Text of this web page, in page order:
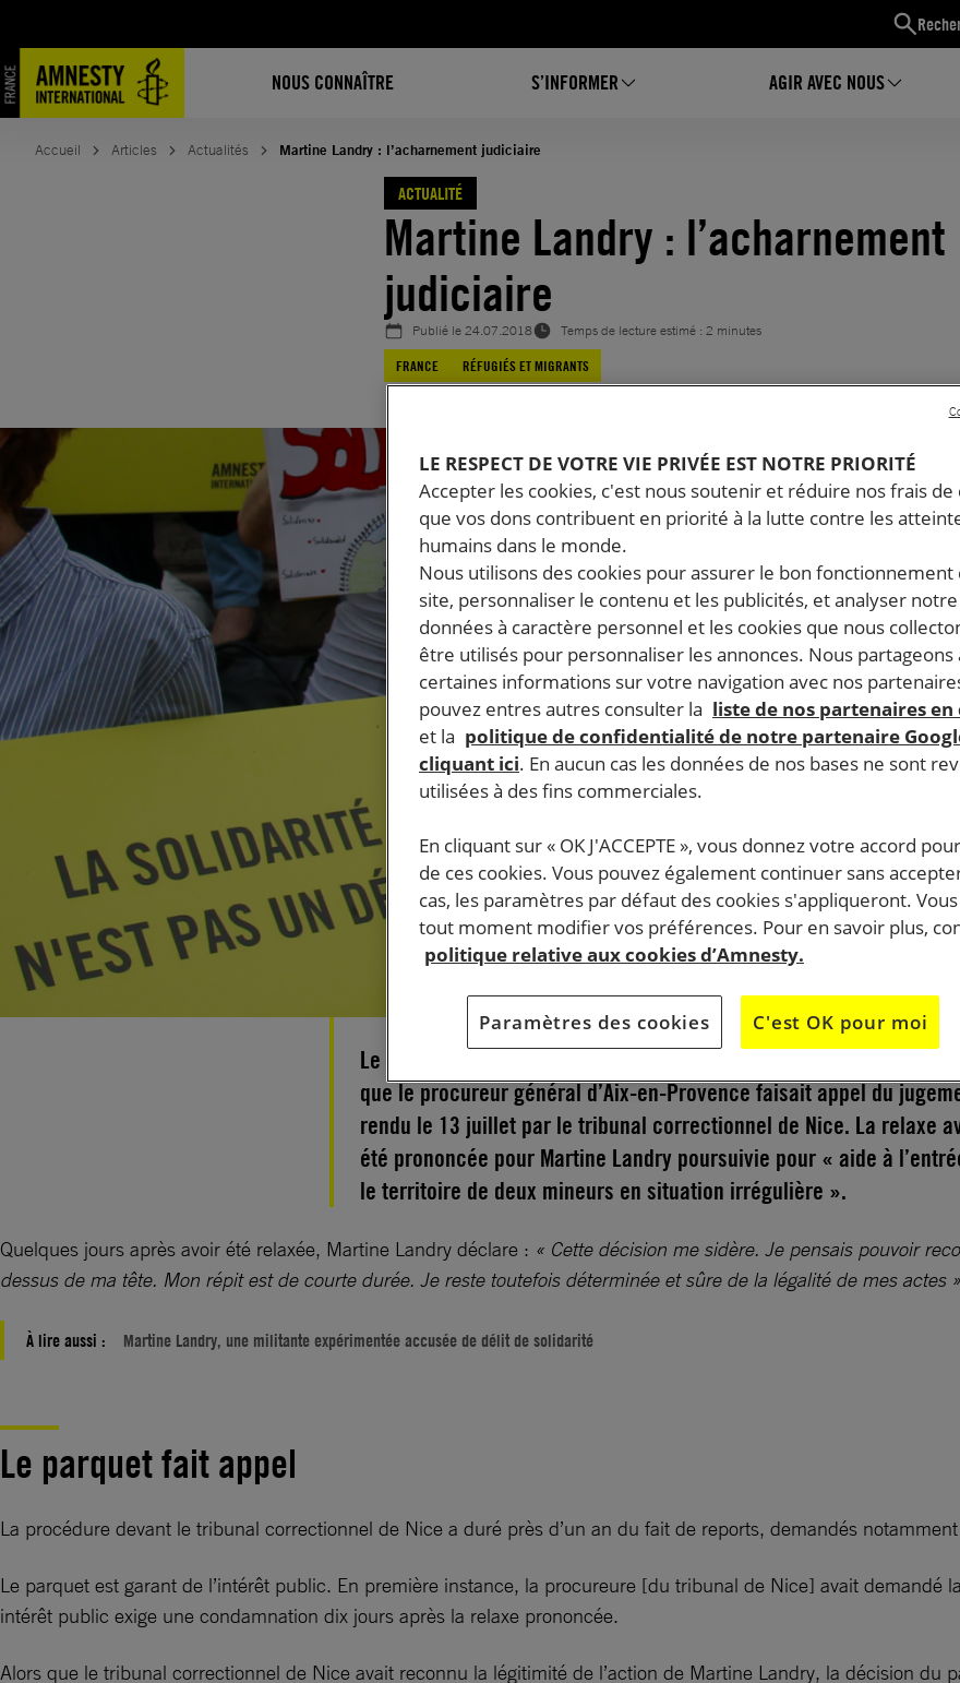
NOUS CONNAÎTRE S’INFORMER AGIR AVEC NOUS
contenu
Accueil Articles Actualités Martine Landry : l’acharnement judiciaire
ACTUALITÉ
Martine Landry : l’acharnement
judiciaire
Publié le24.07.2018
Temps de lecture estimé : 2 minutes
FRANCE
RÉFUGIÉS ET MIGRANTS
Le 24 juillet 2018, dans la soirée, nous apprenions avec
que le procureur général d’Aix-en-Provence faisait appel du
rendu le 13 juillet par le tribunal correctionnel de Nice. La relaxe
été prononcée pour Martine Landry poursuivie pour « aide à
le territoire de deux mineurs en situation irrégulière ».
Quelques jours après avoir été relaxée, Martine Landry déclare : « Cette décision me sidère. Je pensais pouvoir
dessus de ma tête. Mon répit est de courte durée. Je reste toutefois déterminée et sûre de la légalité de mes actes
À lire aussi : Martine Landry, une militante expérimentée accusée de délit de solidarité
Le parquet fait appel
La procédure devant le tribunal correctionnel de Nice a duré près d’un an du fait de reports, demandés
Le parquet est garant de l’intérêt public. En première instance, la procureure [du tribunal de Nice] avait demandé
intérêt public exige une condamnation dix jours après la relaxe prononcée.
Alors que le tribunal correctionnel de Nice avait reconnu la légitimité de l’action de Martine Landry, la décision du
LE RESPECT DE VOTRE VIE PRIVÉE EST NOTRE PRIORITÉ
Accepter les cookies, c'est nous soutenir et réduire nos frais de
que vos dons contribuent en priorité à la lutte contre les
humains dans le monde.
Nous utilisons des cookies pour assurer le bon fonctionnement
site, personnaliser le contenu et les publicités, et analyser
données à caractère personnel et les cookies que nous
être utilisés pour personnaliser les annonces. Nous partageons
certaines informations sur votre navigation avec nos
pouvez entres autres consulter la liste de nos partenaires
et la politique de confidentialité de notre partenaire
cliquant ici. En aucun cas les données de nos bases ne sont
utilisées à des fins commerciales.
En cliquant sur « OK J'ACCEPTE », vous donnez votre accord
de ces cookies. Vous pouvez également continuer sans
cas, les paramètres par défaut des cookies s'appliqueront.
tout moment modifier vos préférences. Pour en savoir plus,
politique relative aux cookies d’Amnesty.
Paramètres des cookies C'est OK pour moi